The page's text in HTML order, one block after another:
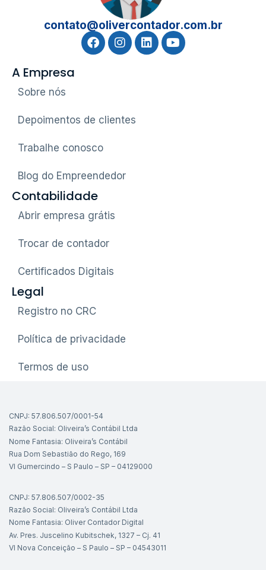
contato@olivercontador.com.br
A Empresa
Sobre nós
Depoimentos de clientes
Trabalhe conosco
Blog do Empreendedor
Contabilidade
Abrir empresa grátis
Trocar de contador
Certificados Digitais
Legal
Registro no CRC
Política de privacidade
Termos de uso
CNPJ: 57.806.507/0001-54
Razão Social: Oliveira’s Contábil Ltda
Nome Fantasia: Oliveira’s Contábil
Rua Dom Sebastião do Rego, 169
Vl Gumercindo – S Paulo – SP – 04129000
CNPJ: 57.806.507/0002-35
Razão Social: Oliveira’s Contábil Ltda
Nome Fantasia: Oliver Contador Digital
Av. Pres. Juscelino Kubitschek, 1327 – Cj. 41
Vl Nova Conceição – S Paulo – SP – 04543011